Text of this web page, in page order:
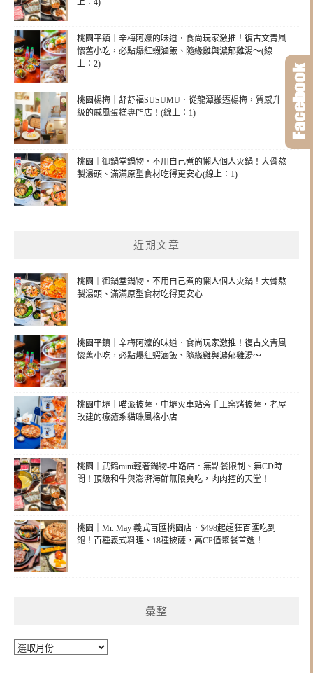
上：4)
桃園平鎮｜辛梅阿嬤的味道．食尚玩家激推！復古文青風
懷舊小吃，必點爆紅蝦滷飯、隨緣雞與濃郁雞湯～(線
上：2)
桃園楊梅｜舒舒福SUSUMU．從龍潭搬遷楊梅，質感升
級的戚風蛋糕專門店！(線上：1)
桃園｜御鍋堂鍋物．不用自己煮的懶人個人火鍋！大骨熬
製湯頭、滿滿原型食材吃得更安心(線上：1)
近期文章
桃園｜御鍋堂鍋物．不用自己煮的懶人個人火鍋！大骨熬
製湯頭、滿滿原型食材吃得更安心
桃園平鎮｜辛梅阿嬤的味道．食尚玩家激推！復古文青風
懷舊小吃，必點爆紅蝦滷飯、隨緣雞與濃郁雞湯～
桃園中壢｜喵派披薩．中壢火車站旁手工窯烤披薩，老屋
改建的療癒系貓咪風格小店
桃園｜武鶴mini輕奢鍋物-中路店．無點餐限制、無CD時
間！頂級和牛與澎湃海鮮無限爽吃，肉肉控的天堂！
桃園｜Mr. May 義式百匯桃園店．$498起超狂百匯吃到
飽！百種義式料理、18種披薩，高CP值聚餐首選！
彙整
彙